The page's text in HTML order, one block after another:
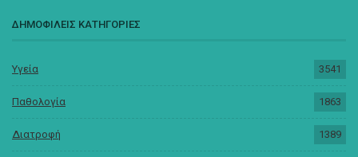
ΔΗΜΟΦΙΛΕΙΣ ΚΑΤΗΓΟΡΙΕΣ
Υγεία 3541
Παθολογία 1863
Διατροφή 1389